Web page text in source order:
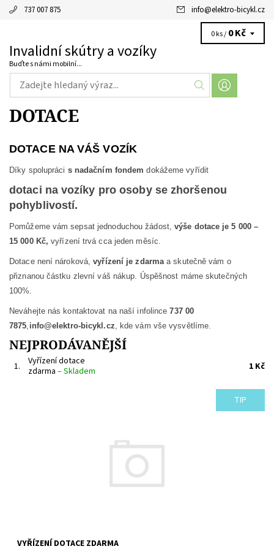
737 007 875 info@elektro-bicykl.cz
Invalidní skútry a vozíky
Buďte s námi mobilní...
0 ks / 0 Kč
DOTACE
DOTACE NA VÁŠ VOZÍK
Díky spolupráci s nadačním fondem dokážeme vyřídit
dotaci na vozíky pro osoby se zhoršenou
pohyblivostí.
Pomůžeme vám sepsat jednoduchou žádost, výše dotace je 5 000 –
15 000 Kč, vyřízení trvá cca jeden měsíc.
Dotace není nároková,vyřízení je zdarmaa skutečně vám o
přiznanou částku zlevní váš nákup. Úspěšnost máme skutečných
100%.
Neváhejte nás kontaktovat na naší infolince737 00
7875, info@elektro-bicykl.cz, kde vám vše vysvětlíme.
NEJPRODÁVANĚJŠÍ
1.
Vyřízení dotace
zdarma –Skladem 1 Kč
TIP
VYŘÍZENÍ DOTACE ZDARMA